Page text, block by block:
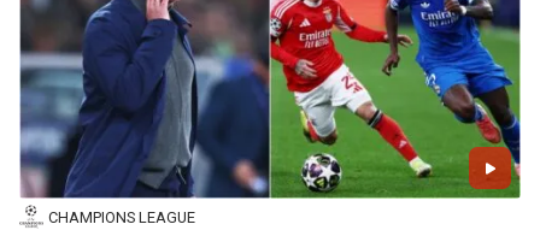
CHAMPIONS LEAGUE